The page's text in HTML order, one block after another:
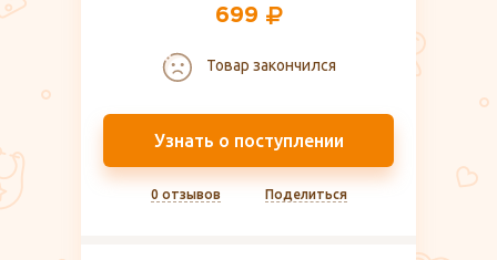
699
Товар закончился
Узнать о поступлении
0 отзывов Поделиться